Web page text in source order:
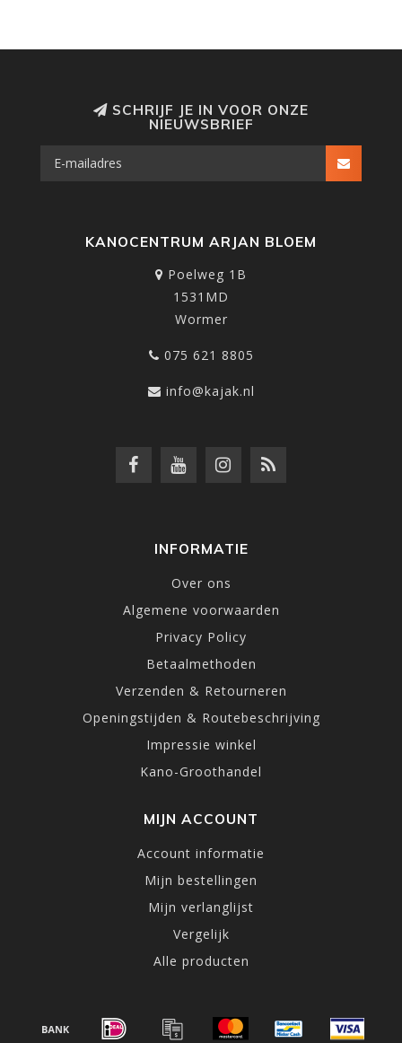
SCHRIJF JE IN VOOR ONZE
NIEUWSBRIEF
KANOCENTRUM ARJAN BLOEM
Poelweg 1B
1531MD
Wormer
075 621 8805
info@kajak.nl
INFORMATIE
Over ons
Algemene voorwaarden
Privacy Policy
Betaalmethoden
Verzenden & Retourneren
Openingstijden & Routebeschrijving
Impressie winkel
Kano-Groothandel
MIJN ACCOUNT
Account informatie
Mijn bestellingen
Mijn verlanglijst
Vergelijk
Alle producten